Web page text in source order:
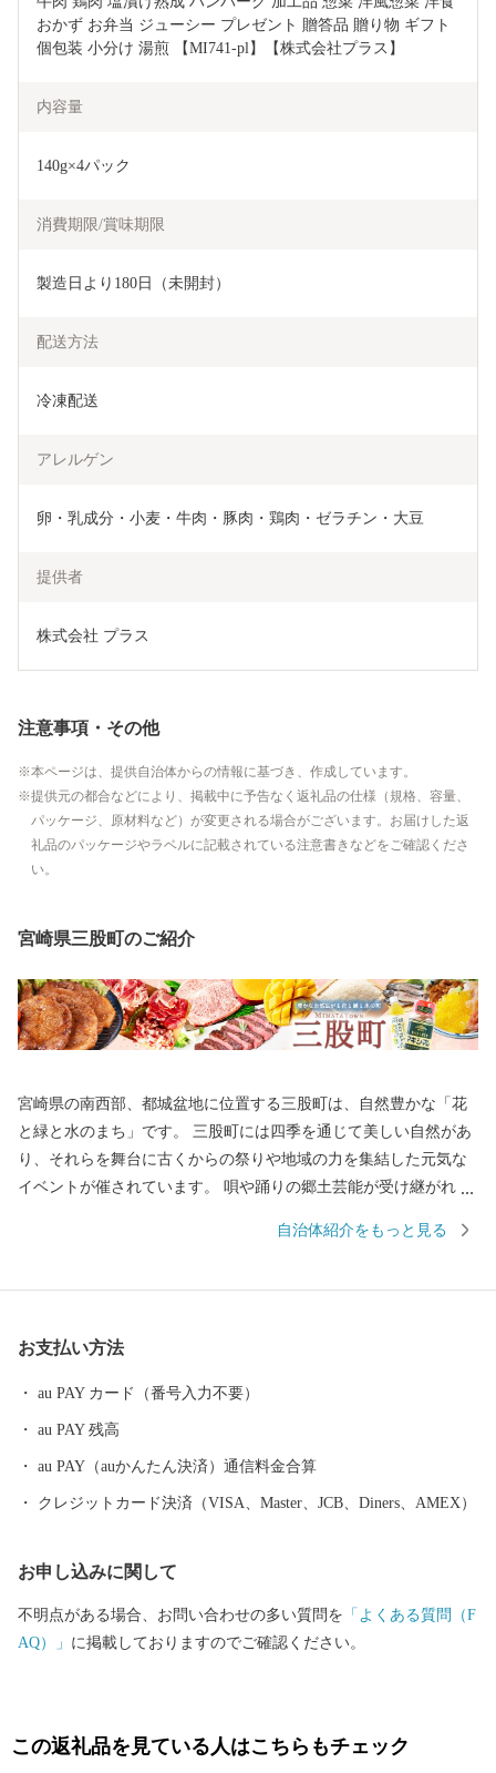
おかず お弁当 ジューシー プレゼント 贈答品 贈り物 ギフト
個包装 小分け 湯煎 【MI741-pl】【株式会社プラス】
内容量
140g×4パック
消費期限/賞味期限
製造日より180日（未開封）
配送方法
冷凍配送
アレルゲン
卵・乳成分・小麦・牛肉・豚肉・鶏肉・ゼラチン・大豆
提供者
株式会社 プラス
注意事項・その他
本ページは、提供自治体からの情報に基づき、作成しています。
提供元の都合などにより、掲載中に予告なく返礼品の仕様（規格、容量、
パッケージ、原材料など）が変更される場合がございます。お届けした返
礼品のパッケージやラベルに記載されている注意書きなどをご確認くださ
い。
宮崎県三股町のご紹介
宮崎県の南西部、都城盆地に位置する三股町は、自然豊かな「花
と緑と水のまち」です。 三股町には四季を通じて美しい自然があ
り、それらを舞台に古くからの祭りや地域の力を集結した元気な
イベントが催されています。 唄や踊りの郷土芸能が受け継がれ、
自治体紹介をもっと見る
お支払い方法
au PAY カード（番号入力不要）
au PAY 残高
au PAY（auかんたん決済）通信料金合算
クレジットカード決済（VISA、Master、JCB、Diners、AMEX）
お申し込みに関して
不明点がある場合、お問い合わせの多い質問を 「よくある質問（F
AQ）」 に掲載しておりますのでご確認ください。
この返礼品を見ている人はこちらもチェック